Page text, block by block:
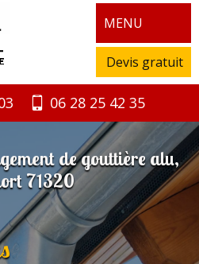
MENU
Devis gratuit
06 28 25 42 35
de gouttière alu,
71320